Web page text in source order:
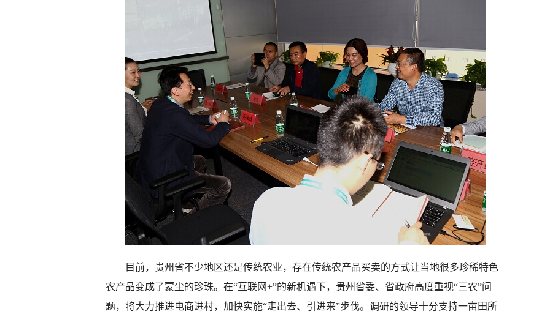
目前，贵州省不少地区还是传统农业，存在传统农产品买卖的方式让当地很多珍稀特色
农产品变成了蒙尘的珍珠。在“互联网+”的新机遇下，贵州省委、省政府高度重视“三农”问
题，将大力推进电商进村，加快实施“走出去、引进来”步伐。调研的领导十分支持一亩田所